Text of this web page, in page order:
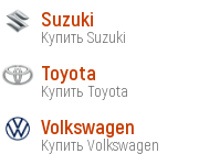
Suzuki
Купить Suzuki
Toyota
Купить Toyota
Volkswagen
Купить Volkswagen